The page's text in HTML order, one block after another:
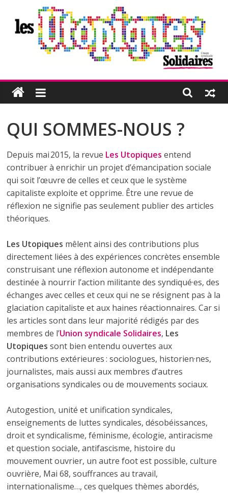
contenu
Les
Utopiques
Revue
réflexion
éditée
par
l'Union
syndicale
Solidaires
QUI SOMMES-NOUS ?
Depuis mai 2015, la revue Les Utopiques entend
contribuer à enrichir un projet d’émancipation sociale
qui soit l’œuvre de celles et ceux que le système
capitaliste exploite et opprime. Être une revue de
réflexion ne signifie pas seulement publier des articles
théoriques.
Les Utopiques mêlent ainsi des contributions plus
directement liées à des expériences concrètes ensemble
construisant une réflexion autonome et indépendante
destinée à nourrir l’action militante des syndiqué·es, des
échanges avec celles et ceux qui ne se résignent pas à la
glaciation capitaliste et aux haines réactionnaires. Car si
les articles sont dans leur majorité rédigés par des
membres de l’Union syndicale Solidaires, Les
Utopiques sont bien entendu ouvertes aux
contributions extérieures : sociologues, historien·nes,
journalistes, mais aussi aux membres d’autres
organisations syndicales ou de mouvements sociaux.
Autogestion, unité et unification syndicales,
enseignements de luttes syndicales, désobéissances,
droit et syndicalisme, féminisme, écologie, antiracisme
et question sociale, antifascisme, histoire du
mouvement ouvrier, un autre foot est possible, culture
ouvrière, Mai 68, souffrances au travail,
internationalisme…, ces quelques thèmes abordés,